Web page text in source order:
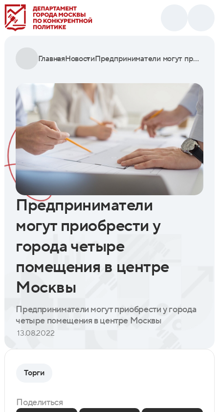
ГлавнаяНовости Предприниматели могут приобрести у города четыре помещения в центре Москвы
Предприниматели
могут приобрести у
города четыре
помещения в центре
Москвы
Предприниматели могут приобрести у города
четыре помещения в центре Москвы
13.08.2022
Торги
Поделиться